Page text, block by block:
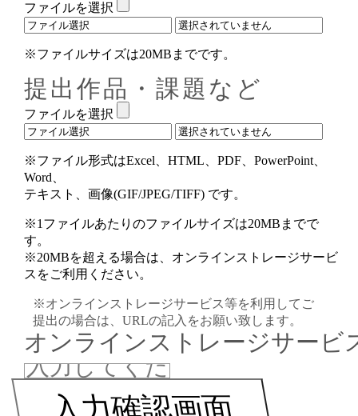
ファイルを選択
※ファイルサイズは20MBまでです。
提出作品・課題など
ファイルを選択
※ファイル形式はExcel、HTML、PDF、PowerPoint、
Word、
テキスト、画像(GIF/JPEG/TIFF) です。
※1ファイルあたりのファイルサイズは20MBまでで
す。
※20MBを超える場合は、オンラインストレージサービ
スをご利用ください。
※オンラインストレージサービス等を利用してご
提出の場合は、URLの記入をお願い致します。
オンラインストレージサービ